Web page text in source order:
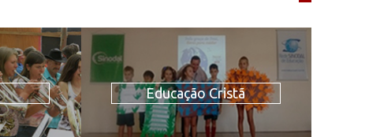
Educação Cristã